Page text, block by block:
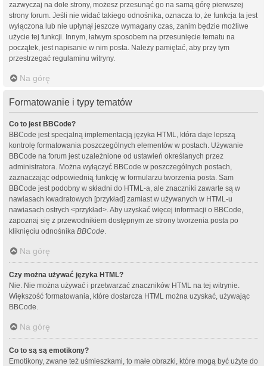
zazwyczaj na dole strony, możesz przesunąć go na samą górę pierwszej
strony forum. Jeśli nie widać takiego odnośnika, oznacza to, że funkcja ta jest
wyłączona lub nie upłynął jeszcze wymagany czas, zanim będzie możliwe
użycie tej funkcji. Innym, łatwym sposobem na przesunięcie tematu na
początek, jest napisanie w nim posta. Należy pamiętać, aby przy tym
przestrzegać regulaminu witryny.
Na górę
Formatowanie i typy tematów
Co to jest BBCode?
BBCode jest specjalną implementacją języka HTML, która daje lepszą
kontrolę formatowania poszczególnych elementów w postach. Używanie
BBCode na forum jest uzależnione od ustawień określanych przez
administratora. Można wyłączyć BBCode w poszczególnych postach,
zaznaczając odpowiednią funkcję w formularzu tworzenia posta. Sam
BBCode jest podobny w składni do HTML-a, ale znaczniki zawarte są w
nawiasach kwadratowych [przykład] zamiast w używanych w HTML-u
nawiasach ostrych <przykład>. Aby uzyskać więcej informacji o BBCode,
zapoznaj się z przewodnikiem dostępnym ze strony tworzenia posta po
kliknięciu odnośnika BBCode.
Na górę
Czy można używać języka HTML?
Nie. Nie można używać i przetwarzać znaczników HTML na tej witrynie.
Większość formatowania, które dostarcza HTML można uzyskać, używając
BBCode.
Na górę
Co to są są emotikony?
Emotikony, zwane też uśmieszkami, to małe obrazki, które mogą być użyte do